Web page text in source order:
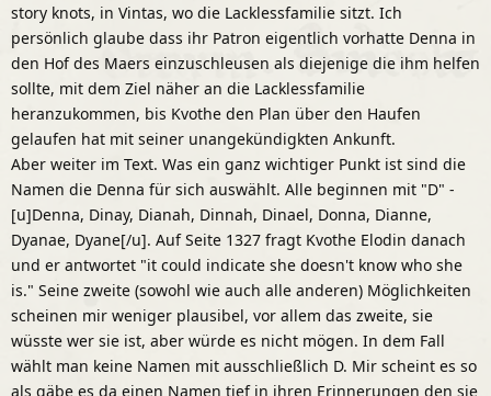
story knots, in Vintas, wo die Lacklessfamilie sitzt. Ich
persönlich glaube dass ihr Patron eigentlich vorhatte Denna in
den Hof des Maers einzuschleusen als diejenige die ihm helfen
sollte, mit dem Ziel näher an die Lacklessfamilie
heranzukommen, bis Kvothe den Plan über den Haufen
gelaufen hat mit seiner unangekündigkten Ankunft.
Aber weiter im Text. Was ein ganz wichtiger Punkt ist sind die
Namen die Denna für sich auswählt. Alle beginnen mit "D" -
[u]Denna, Dinay, Dianah, Dinnah, Dinael, Donna, Dianne,
Dyanae, Dyane[/u]. Auf Seite 1327 fragt Kvothe Elodin danach
und er antwortet "it could indicate she doesn't know who she
is." Seine zweite (sowohl wie auch alle anderen) Möglichkeiten
scheinen mir weniger plausibel, vor allem das zweite, sie
wüsste wer sie ist, aber würde es nicht mögen. In dem Fall
wählt man keine Namen mit ausschließlich D. Mir scheint es so
als gäbe es da einen Namen tief in ihren Erinnerungen den sie